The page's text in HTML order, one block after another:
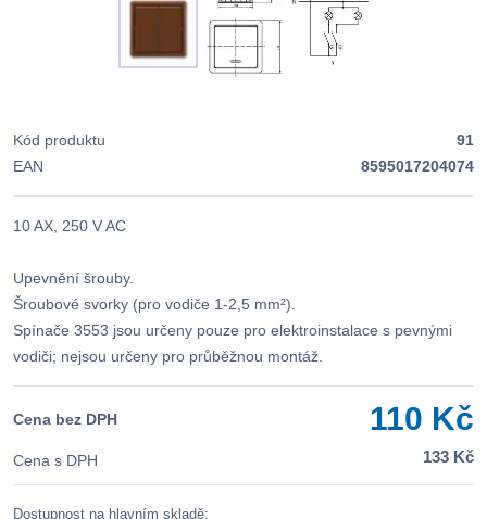
Kód produktu
91
EAN
8595017204074
10 AX, 250 V AC
Upevnění šrouby.
Šroubové svorky (pro vodiče 1-2,5 mm²).
Spínače 3553 jsou určeny pouze pro elektroinstalace s pevnými
vodiči; nejsou určeny pro průběžnou montáž.
Cena bez DPH 110 Kč
Cena s DPH 133 Kč
Dostupnost na hlavním skladě: